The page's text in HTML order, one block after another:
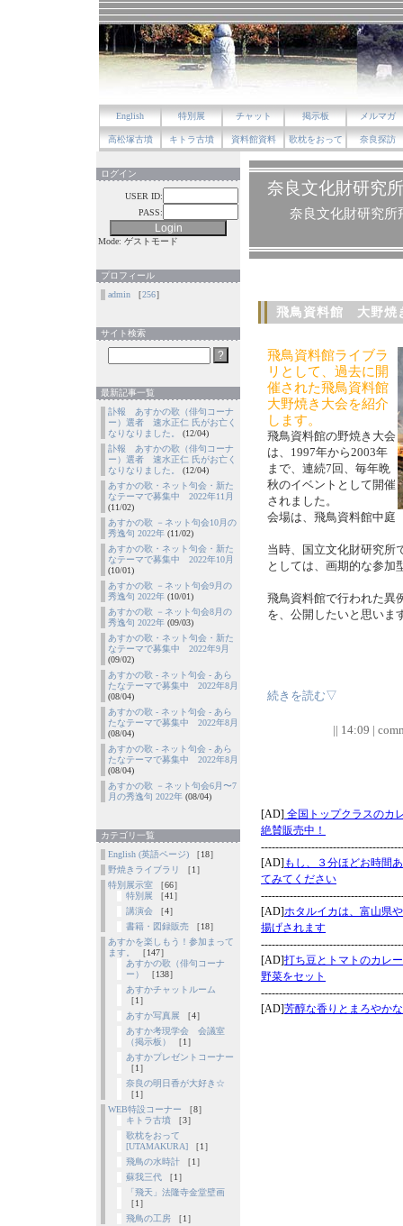
English 特別展 チャット 掲示板 メルマガ
高松塚古墳 キトラ古墳 資料館資料 歌枕をおって 奈良探訪
ログイン
USER ID:
PASS:
Mode: ゲストモード
プロフィール
admin ［256］
サイト検索
最新記事一覧
訃報 あすかの歌（俳句コーナ
ー）選者 速水正仁 氏がお亡く
なりなりました。
(12/04)
訃報 あすかの歌（俳句コーナ
ー）選者 速水正仁 氏がお亡く
なりなりました。
(12/04)
あすかの歌・ネット句会・新た
なテーマで募集中 2022年11月
(11/02)
あすかの歌 －ネット句会10月の
秀逸句 2022年 (11/02)
あすかの歌・ネット句会・新た
なテーマで募集中 2022年10月
(10/01)
あすかの歌 －ネット句会9月の
秀逸句 2022年 (10/01)
あすかの歌 －ネット句会8月の
秀逸句 2022年 (09/03)
あすかの歌・ネット句会・新た
なテーマで募集中 2022年9月
(09/02)
あすかの歌 - ネット句会 - あら
たなテーマで募集中 2022年8月
(08/04)
あすかの歌 - ネット句会 - あら
たなテーマで募集中 2022年8月
(08/04)
あすかの歌 - ネット句会 - あら
たなテーマで募集中 2022年8月
(08/04)
あすかの歌 －ネット句会6月〜7
月の秀逸句 2022年 (08/04)
カテゴリ一覧
English (英語ページ) ［18］
野焼きライブラリ
［1］
特別展示室 ［66］
特別展 ［41］
講演会 ［4］
書籍・図録販売 ［18］
あすかを楽しもう！参加まって
ます。
［147］
あすかの歌（俳句コーナ
ー）
［138］
あすかチャットルーム
［1］
あすか写真展 ［4］
あすか考現学会 会議室
（掲示板）
［1］
あすかプレゼントコーナー
［1］
奈良の明日香が大好き☆
［1］
WEB特設コーナー ［8］
キトラ古墳 ［3］
歌枕をおって
[UTAMAKURA] ［1］
飛鳥の水時計 ［1］
蘇我三代 ［1］
「飛天」法隆寺金堂壁画
［1］
飛鳥の工房 ［1］
奈良文化財研究
奈良文化財研究所
飛鳥資料館 大野
飛鳥資料館ライブラ
リとして、過去に開
催された飛鳥資料館
大野焼き大会を紹介
します。
飛鳥資料館の野焼き大会
は、1997年から2003年
まで、連続7回、毎年晩
秋のイベントとして開催
されました。
会場は、飛鳥資料館中庭
当時、国立文化財研究所
としては、画期的な参加
飛鳥資料館で行われた異
を、公開したいと思いま
続きを読む▽
|| 14:09 |